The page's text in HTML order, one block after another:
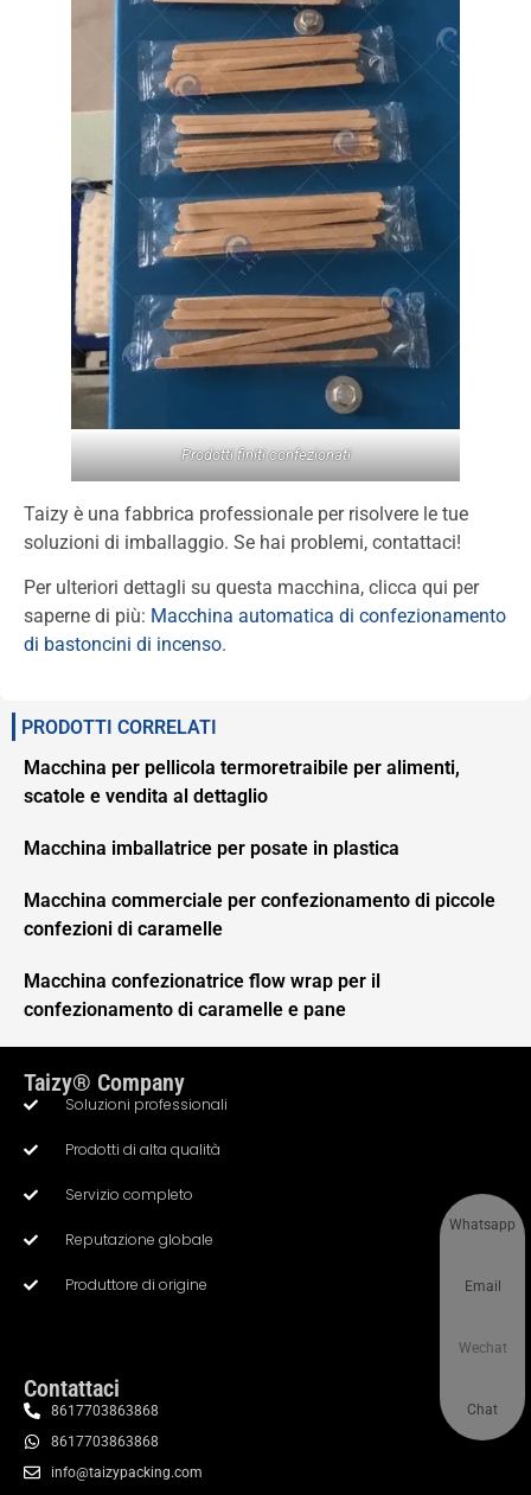
Prodotti finiti confezionati
Taizy è una fabbrica professionale per risolvere le tue
soluzioni di imballaggio. Se hai problemi, contattaci!
Per ulteriori dettagli su questa macchina, clicca qui per
saperne di più: Macchina automatica di confezionamento
di bastoncini di incenso.
PRODOTTI CORRELATI
Macchina per pellicola termoretraibile per alimenti,
scatole e vendita al dettaglio
Macchina imballatrice per posate in plastica
Macchina commerciale per confezionamento di piccole
confezioni di caramelle
Macchina confezionatrice flow wrap per il
confezionamento di caramelle e pane
Taizy® Company
Soluzioni professionali
Prodotti di alta qualità
Servizio completo
Reputazione globale
Produttore di origine
Contattaci
8617703863868
8617703863868
info@taizypacking.com
Whatsapp
Email
Wechat
Chat